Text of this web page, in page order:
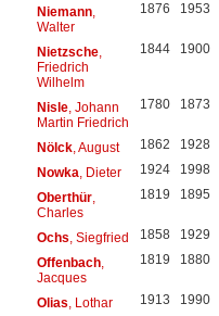
Niemann,
Walter
1876 1953
Nietzsche,
Friedrich
Wilhelm
1844 1900
Nisle, Johann
Martin Friedrich
1780 1873
Nölck, August 1862 1928
Nowka, Dieter 1924 1998
Oberthür,
Charles
1819 1895
Ochs, Siegfried 1858 1929
Offenbach,
Jacques
1819 1880
Olias, Lothar 1913 1990